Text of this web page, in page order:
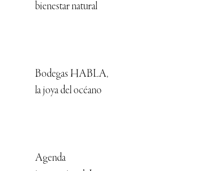
bienestar natural
Bodegas HABLA,
la joya del océano
Agenda